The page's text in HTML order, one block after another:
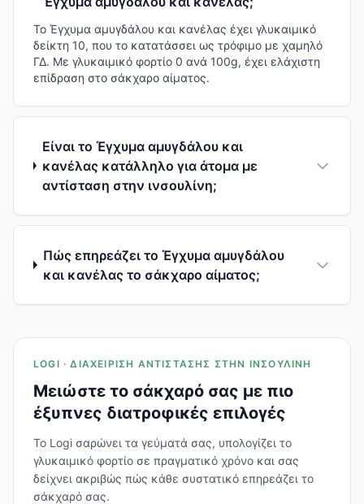
Το Έγχυμα αμυγδάλου και κανέλας έχει γλυκαιμικό
δείκτη 10, που το κατατάσσει ως τρόφιμο με χαμηλό
ΓΔ. Με γλυκαιμικό φορτίο 0 ανά 100g, έχει ελάχιστη
επίδραση στο σάκχαρο αίματος.
Είναι το Έγχυμα αμυγδάλου και
κανέλας κατάλληλο για άτομα με
αντίσταση στην ινσουλίνη;
Πώς επηρεάζει το Έγχυμα αμυγδάλου
και κανέλας το σάκχαρο αίματος;
LOGI · ΔΙΑΧΕΊΡΙΣΗ ΑΝΤΊΣΤΑΣΗΣ ΣΤΗΝ ΙΝΣΟΥΛΊΝΗ
Μειώστε το σάκχαρό σας με πιο
έξυπνες διατροφικές επιλογές
Το Logi σαρώνει τα γεύματά σας, υπολογίζει το
γλυκαιμικό φορτίο σε πραγματικό χρόνο και σας
δείχνει ακριβώς πώς κάθε συστατικό επηρεάζει το
σάκχαρό σας.